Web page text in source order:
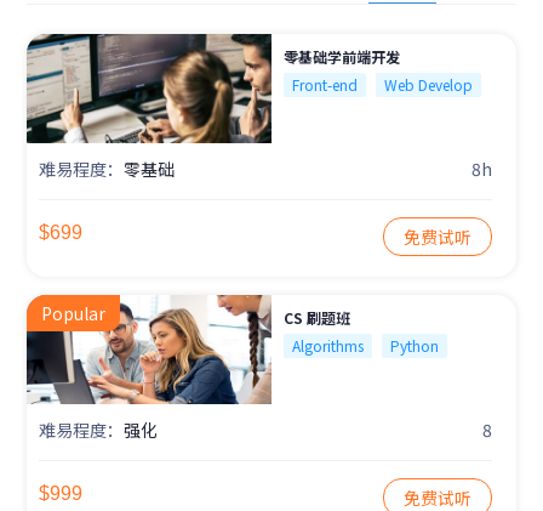
零基础学前端开发
Front-end
Web Develop
难易程度：零基础 8h
$699 免费试听
Popular
CS 刷题班
Algorithms
Python
难易程度：强化 8
$999 免费试听